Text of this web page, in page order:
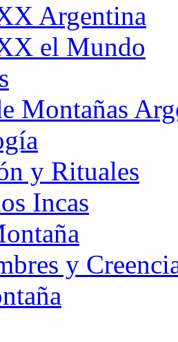
Argentina
el Mundo
Montañas
y Rituales
Incas
y